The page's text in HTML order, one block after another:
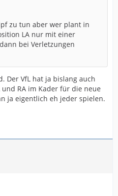
zu tun aber wer plant in
LA nur mit einer
bei Verletzungen
Der VfL hat ja bislang auch
RA im Kader für die neue
ja eigentlich eh jeder spielen.